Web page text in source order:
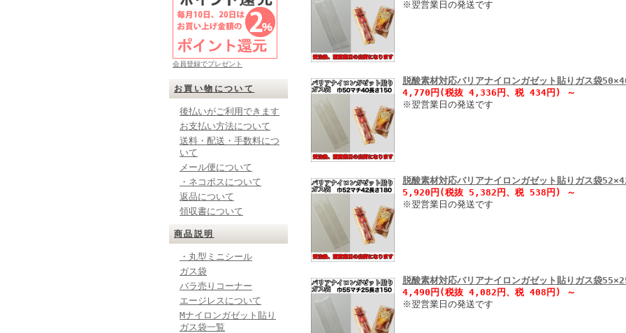
会員登録でプレゼント
お買い物について
後払いがご利用できます
お支払い方法について
送料・配送・手数料につ
いて
メール便について
・ネコポスについて
返品について
領収書について
商品説明
・丸型ミニシール
ガス袋
バラ売りコーナー
エージレスについて
Mナイロンガゼット貼り
ガス袋一覧
※翌営業日の発送です
脱酸素材対応バリアナイロンガゼット貼りガス袋
4,770円(税抜 4,336円、税 434円)
～
※翌営業日の発送です
脱酸素材対応バリアナイロンガゼット貼りガス袋
5,920円(税抜 5,382円、税 538円)
～
※翌営業日の発送です
脱酸素材対応バリアナイロンガゼット貼りガス袋
4,490円(税抜 4,082円、税 408円)
～
※翌営業日の発送です